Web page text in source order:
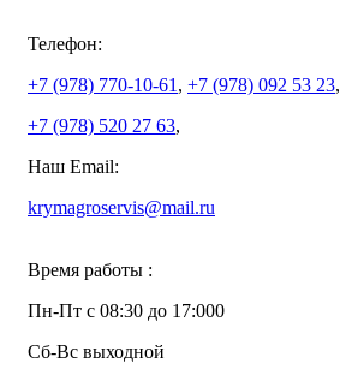
Телефон:
+7 (978) 770-10-61 , +7 (978) 092 53 23,
+7 (978) 520 27 63,
Наш Email:
krymagroservis@mail.ru
Время работы :
Пн-Пт с 08:30 до 17:000
Сб-Вс выходной